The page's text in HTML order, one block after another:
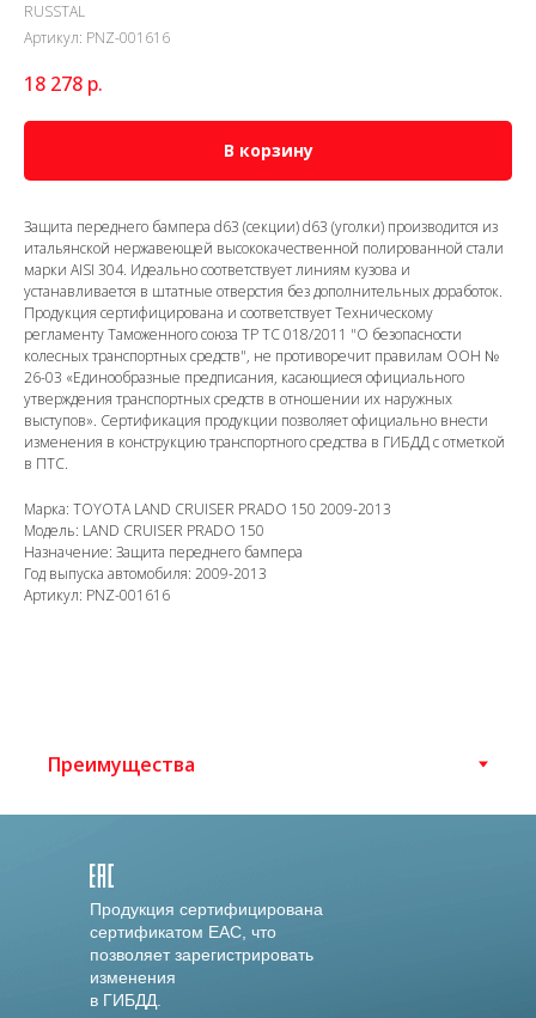
RUSSTAL
Артикул: PNZ-001616
18 278 р.
В корзину
Защита переднего бампера d63 (секции) d63 (уголки) производится из
итальянской нержавеющей высококачественной полированной стали
марки AISI 304. Идеально соответствует линиям кузова и
устанавливается в штатные отверстия без дополнительных доработок.
Продукция сертифицирована и соответствует Техническому
регламенту Таможенного союза ТР ТС 018/2011 "О безопасности
колесных транспортных средств", не противоречит правилам ООН №
26-03 «Единообразные предписания, касающиеся официального
утверждения транспортных средств в отношении их наружных
выступов». Сертификация продукции позволяет официально внести
изменения в конструкцию транспортного средства в ГИБДД с отметкой
в ПТС.
Марка: TOYOTA LAND CRUISER PRADO 150 2009-2013
Модель: LAND CRUISER PRADO 150
Назначение: Защита переднего бампера
Год выпуска автомобиля: 2009-2013
Артикул: PNZ-001616
Продукция сертифицирована
сертификатом EAC, что
позволяет зарегистрировать
изменения
в ГИБДД.